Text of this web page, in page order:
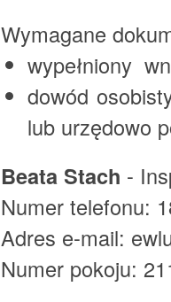
Wymagane
wypełniony
dowód
lub urzędowo
Beata Stach -
Numer telefonu:
Adres e-mail:
Numer pokoju: